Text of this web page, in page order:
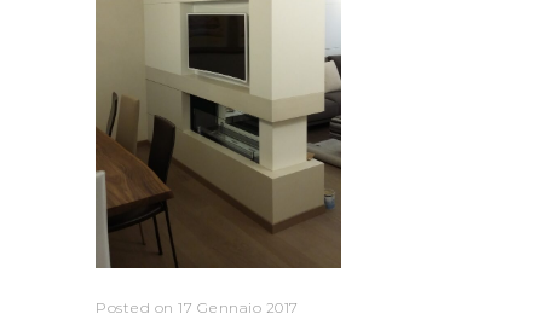
Posted on 17 Gennaio 2017